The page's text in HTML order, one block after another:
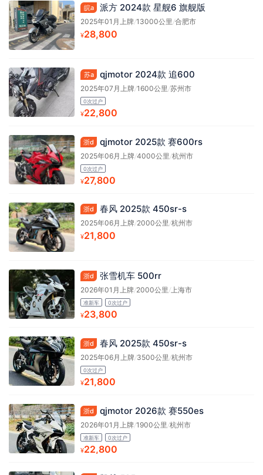
皖a 派方 2024款 星舰6 旗舰版
2025年01月上牌/13000公里 /合肥市
¥28,800
苏a qjmotor 2024款 追600
2025年07月上牌/1600公里 /苏州市
0次过户
¥22,800
浙d qjmotor 2025款 赛600rs
2025年06月上牌/4000公里 /杭州市
0次过户
¥27,800
浙d 春风 2025款 450sr-s
2025年06月上牌/2000公里/杭州市
¥21,800
浙d 张雪机车 500rr
2026年01月上牌/2000公里/上海市
准新车 0次过户
¥23,800
浙d 春风 2025款 450sr-s
2025年06月上牌/3500公里/杭州市
0次过户
¥21,800
浙d qjmotor 2026款 赛550es
2026年01月上牌/1900公里/杭州市
准新车 0次过户
¥22,800